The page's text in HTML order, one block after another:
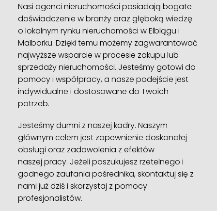
Nasi agenci nieruchomości posiadają bogate
doświadczenie w branży oraz głęboką wiedzę
o lokalnym rynku nieruchomości w Elblągu i
Malborku. Dzięki temu możemy zagwarantować
najwyższe wsparcie w procesie zakupu lub
sprzedaży nieruchomości. Jesteśmy gotowi do
pomocy i współpracy, a nasze podejście jest
indywidualne i dostosowane do Twoich
potrzeb.
Jesteśmy dumni z naszej kadry. Naszym
głównym celem jest zapewnienie doskonałej
obsługi oraz zadowolenia z efektów
naszej pracy. Jeżeli poszukujesz rzetelnego i
godnego zaufania pośrednika, skontaktuj się z
nami już dziś i skorzystaj z pomocy
profesjonalistów.